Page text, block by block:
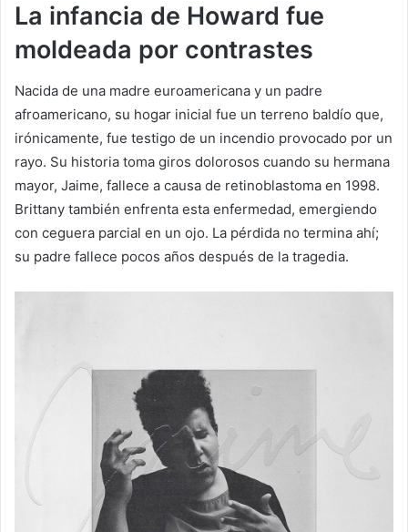
La infancia de Howard fue
moldeada por contrastes
Nacida de una madre euroamericana y un padre
afroamericano, su hogar inicial fue un terreno baldío que,
irónicamente, fue testigo de un incendio provocado por un
rayo. Su historia toma giros dolorosos cuando su hermana
mayor, Jaime, fallece a causa de retinoblastoma en 1998.
Brittany también enfrenta esta enfermedad, emergiendo
con ceguera parcial en un ojo. La pérdida no termina ahí;
su padre fallece pocos años después de la tragedia.